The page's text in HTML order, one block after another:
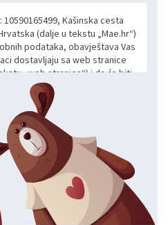
10590165499, Kašinska cesta
(dalje u tekstu „Mae.hr“)
podataka, obavještava Vas
dostavljaju sa web stranice
„web stranice“) i da će biti
ove Izjave smatra se da
privolu za prikupljanje i daljnju
koje ustupate Mae.hr
u svrhu odgovora i daljnje
poslan kroz kontakt obrazac.
davanju podataka te ovu
odnosno niste dužni unositi
u jednu od prijavnih
na ovim web stranicama.
osobnim podacima
uredbi o zaštiti podataka